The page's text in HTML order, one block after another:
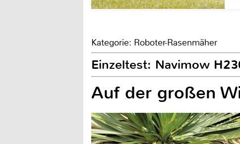
Kategorie: Roboter-Rasenmäher
Einzeltest: Navimow
Auf der großen